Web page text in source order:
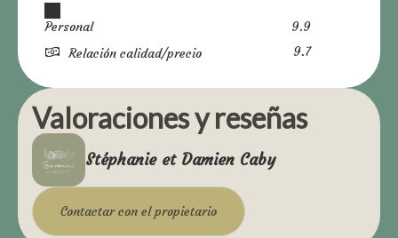
Personal
9.9
Relación calidad/precio
9.7
Valoraciones y reseñas
Stéphanie et Damien Caby
Contactar con el propietario